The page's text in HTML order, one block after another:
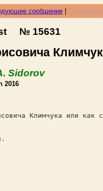
сообщение|
№ 15631
Sidorov
2016
Климчука или как